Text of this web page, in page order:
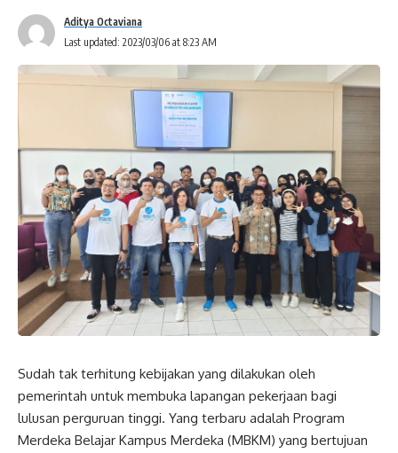
Last updated: 2023/03/06 at 8:23 AM
Aditya Octaviana
Sudah tak terhitung kebijakan yang dilakukan oleh
pemerintah untuk membuka lapangan pekerjaan bagi
lulusan perguruan tinggi. Yang terbaru adalah Program
Merdeka Belajar Kampus Merdeka (MBKM) yang bertujuan